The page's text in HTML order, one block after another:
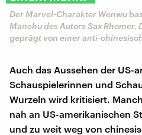
Der Marvel-Charakter Wenwu
Manchu des Autors Sax Rhomer.
geprägt von einer anti-
Auch das Aussehen der US-
Schauspielerinnen und
Wurzeln wird kritisiert.
nah an US-amerikanischen
und zu weit weg von